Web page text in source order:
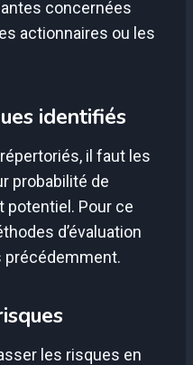
concernées
actionnaires ou les
identifiés
il faut les
probabilité de
potentiel. Pour ce
d’évaluation
précédemment.
les risques en